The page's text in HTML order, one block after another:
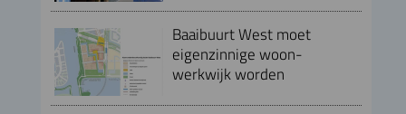
Baaibuurt West moet
eigenzinnige woon-
werkwijk worden